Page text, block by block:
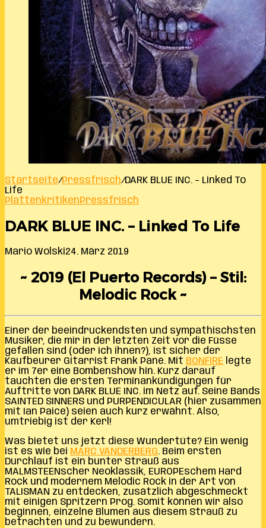
Startseite/Pressfrisch/DARK BLUE INC. – Linked To
Life
PlattenkritikenPressfrisch
DARK BLUE INC. – Linked To Life
Mario Wolski24. März 2019
~ 2019 (El Puerto Records) – Stil:
Melodic Rock ~
Einer der beeindruckendsten und sympathischsten
Musiker, die mir in der letzten Zeit vor die Füsse
gefallen sind (oder ich ihnen?), ist sicher der
Kaufbeurer Gitarrist Frank Pané. Mit BONFIRE legte
er im 7er eine Bombenshow hin. Kurz darauf
tauchten die ersten Terminankündigungen für
Auftritte von DARK BLUE INC. im Netz auf. Seine Bands
SAINTED SINNERS und PURPENDICULAR (hier zusammen
mit Ian Paice) seien auch kurz erwähnt. Also,
umtriebig ist der Kerl!
Was bietet uns jetzt diese Wundertüte? Ein wenig
ist es wie bei MARC VANDERBERG. Beim ersten
Durchlauf ist ein bunter Strauß aus
MALMSTEENscher Neoklassik, EUROPEschem Hard
Rock und modernem Melodic Rock in der Art von
TALISMAN zu entdecken, zusätzlich abgeschmeckt
mit einigen Spritzern Prog. Somit können wir also
beginnen, einzelne Blumen aus diesem Strauß zu
betrachten und zu bewundern.